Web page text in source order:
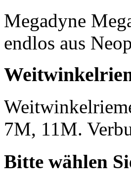
Megadyne
endlos aus
7M, 11M.
Bitte wählen